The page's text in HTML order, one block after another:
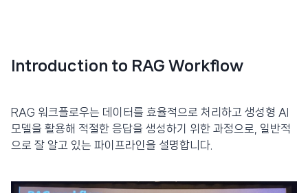
Introduction to RAG Workflow
RAG 워크플로우는 데이터를 효율적으로 처리하고 생성형 AI
모델을 활용해 적절한 응답을 생성하기 위한 과정으로, 일반적
으로 잘 알고 있는 파이프라인을 설명합니다.